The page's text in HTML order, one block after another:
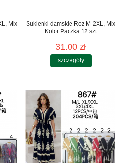
Mix
Sukienki damskie Roz M-2XL, Mix
Kolor Paczka 12 szt
31.00 zł
szczegóły